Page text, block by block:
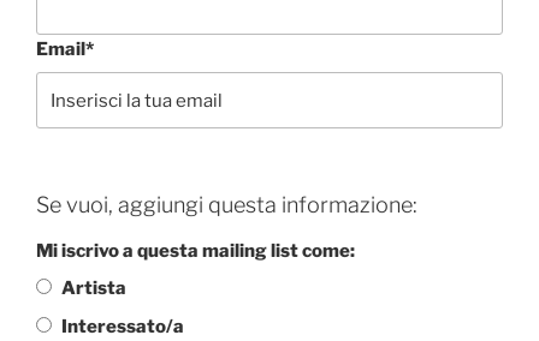
Email*
Se vuoi, aggiungi questa informazione:
Mi iscrivo a questa mailing list come:
Artista
Interessato/a